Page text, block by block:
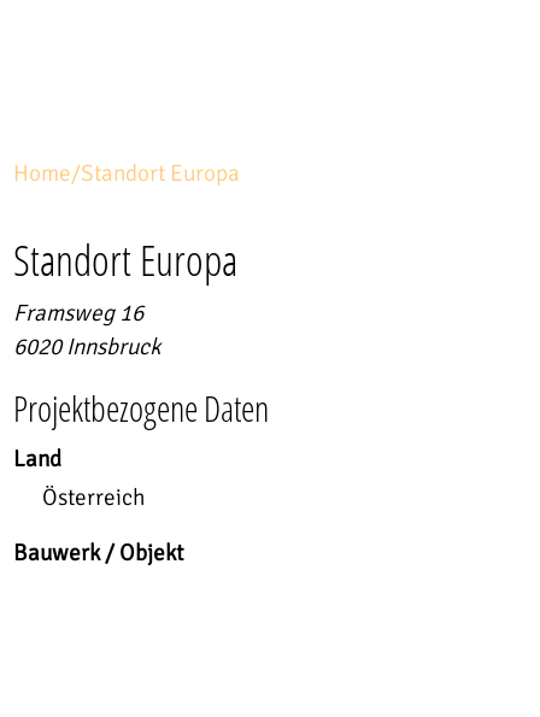
Home/Standort Europa
Standort Europa
Framsweg 16
6020 Innsbruck
Projektbezogene Daten
Land
Österreich
Bauwerk / Objekt